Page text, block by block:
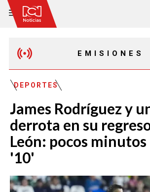
EMISIONES
EMISIÓN 12:30 PM
EMISIÓN 7:00 PM
EMISIÓN 11:30 PM
DEPORTES
James Rodríguez y
derrota en su
León: pocos minutos
'10'